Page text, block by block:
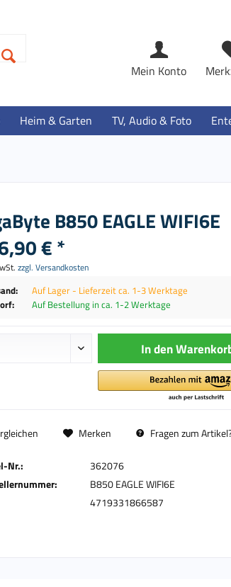
Mein Konto
Heim & Garten TV, Audio & Foto
B850 EAGLE WIFI6E
€ *
zzgl. Versandkosten
Auf Lager - Lieferzeit ca. 1-3 Werktage
Auf Bestellung in ca. 1-2 Werktage
In den
Merken Fragen zum
Nr.:
362076
B850 EAGLE WIFI6E
4719331866587